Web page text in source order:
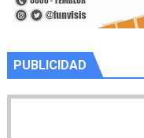
PUBLICIDAD